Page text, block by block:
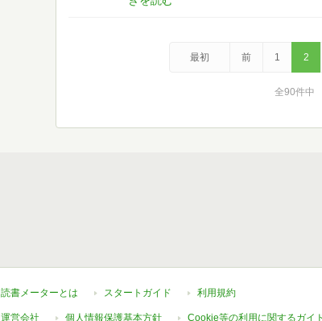
最初 前 1 2
全90件中
読書メーターとは スタートガイド 利用規約
運営会社 個人情報保護基本方針 Cookie等の利用に関するガイ